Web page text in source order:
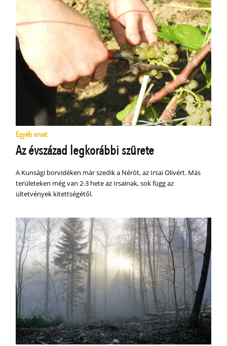
Egyéb rovat
Az évszázad legkorábbi szürete
A Kunsági borvidéken már szedik a Nérót, az Irsai Olivért. Más
területeken még van 2-3 hete az Irsainak, sok függ az
ültetvények kitettségétől.